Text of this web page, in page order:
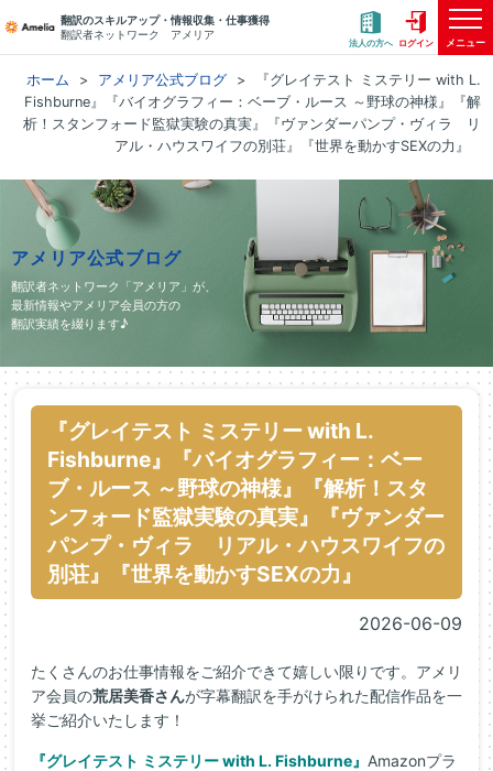
翻訳のスキルアップ・情報収集・仕事獲得
翻訳者ネットワーク アメリア
法人の方へ ログイン メニュー
ホーム アメリア公式ブログ
『グレイテスト ミステリー with L.
Fishburne』『バイオグラフィー：ベーブ・ルース ～野球の神様』『解
析！スタンフォード監獄実験の真実』『ヴァンダーパンプ・ヴィラ リ
アル・ハウスワイフの別荘』『世界を動かすSEXの力』
アメリア公式ブログ
翻訳者ネットワーク「アメリア」が、
最新情報やアメリア会員の方の
翻訳実績を綴ります♪
『グレイテスト ミステリー with L.
Fishburne』『バイオグラフィー：ベー
ブ・ルース ～野球の神様』『解析！スタ
ンフォード監獄実験の真実』『ヴァンダー
パンプ・ヴィラ リアル・ハウスワイフの
別荘』『世界を動かすSEXの力』
2026-06-09
たくさんのお仕事情報をご紹介できて嬉しい限りです。アメリ
ア会員の荒居美香さんが字幕翻訳を手がけられた配信作品を一
挙ご紹介いたします！
『グレイテスト ミステリー with L. Fishburne』 Amazonプラ